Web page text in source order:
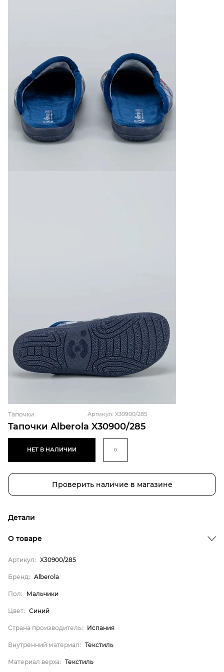
Тапочки Alberola X30900/285
Тапочки Артикул: X30900/285
НЕТ В НАЛИЧИИ
Проверить наличие в магазине
Детали
Цвет
Страна производитель
Внутренний материал
Материал верха
Материал подкладки
Материал подошвы
Alberola
О товаре
Артикул: X30900/285
Бренд: Alberola
Пол: Мальчики
Цвет: Синий
Страна производитель: Испания
Внутренний материал: Текстиль
Материал верха: Текстиль